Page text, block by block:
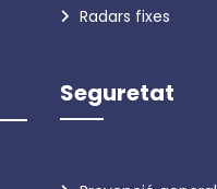
Radars fixes
Seguretat